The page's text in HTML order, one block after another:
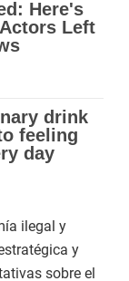
ilegal y
y
sobre el